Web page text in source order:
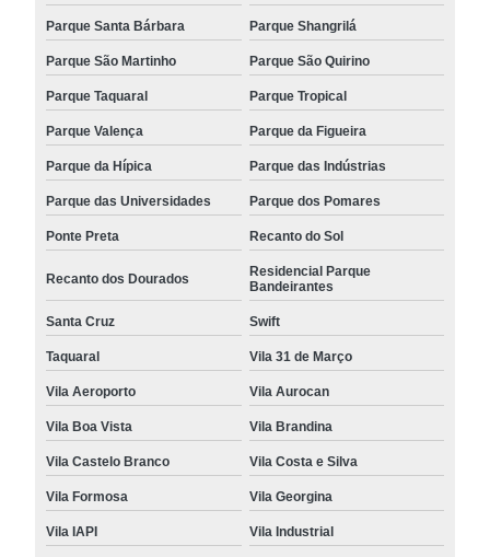
Parque Santa Bárbara Parque Shangrilá
Parque São Martinho Parque São Quirino
Parque Taquaral Parque Tropical
Parque Valença Parque da Figueira
Parque da Hípica Parque das Indústrias
Parque das Universidades Parque dos Pomares
Ponte Preta Recanto do Sol
Recanto dos Dourados
Residencial Parque
Bandeirantes
Santa Cruz Swift
Taquaral Vila 31 de Março
Vila Aeroporto Vila Aurocan
Vila Boa Vista Vila Brandina
Vila Castelo Branco Vila Costa e Silva
Vila Formosa Vila Georgina
Vila IAPI Vila Industrial